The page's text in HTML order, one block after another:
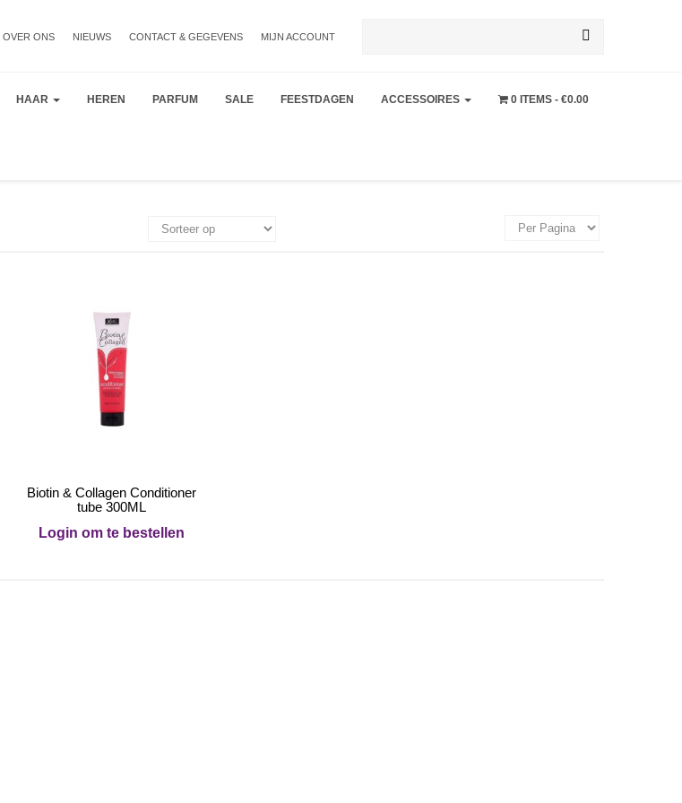
OVER ONS NIEUWS CONTACT & GEGEVENS MIJN ACCOUNT
naar:
HAAR HEREN PARFUM SALE FEESTDAGEN ACCESSOIRES 0 ITEMS €0.00
Biotin & Collagen Conditioner
tube 300ML
Login om te bestellen